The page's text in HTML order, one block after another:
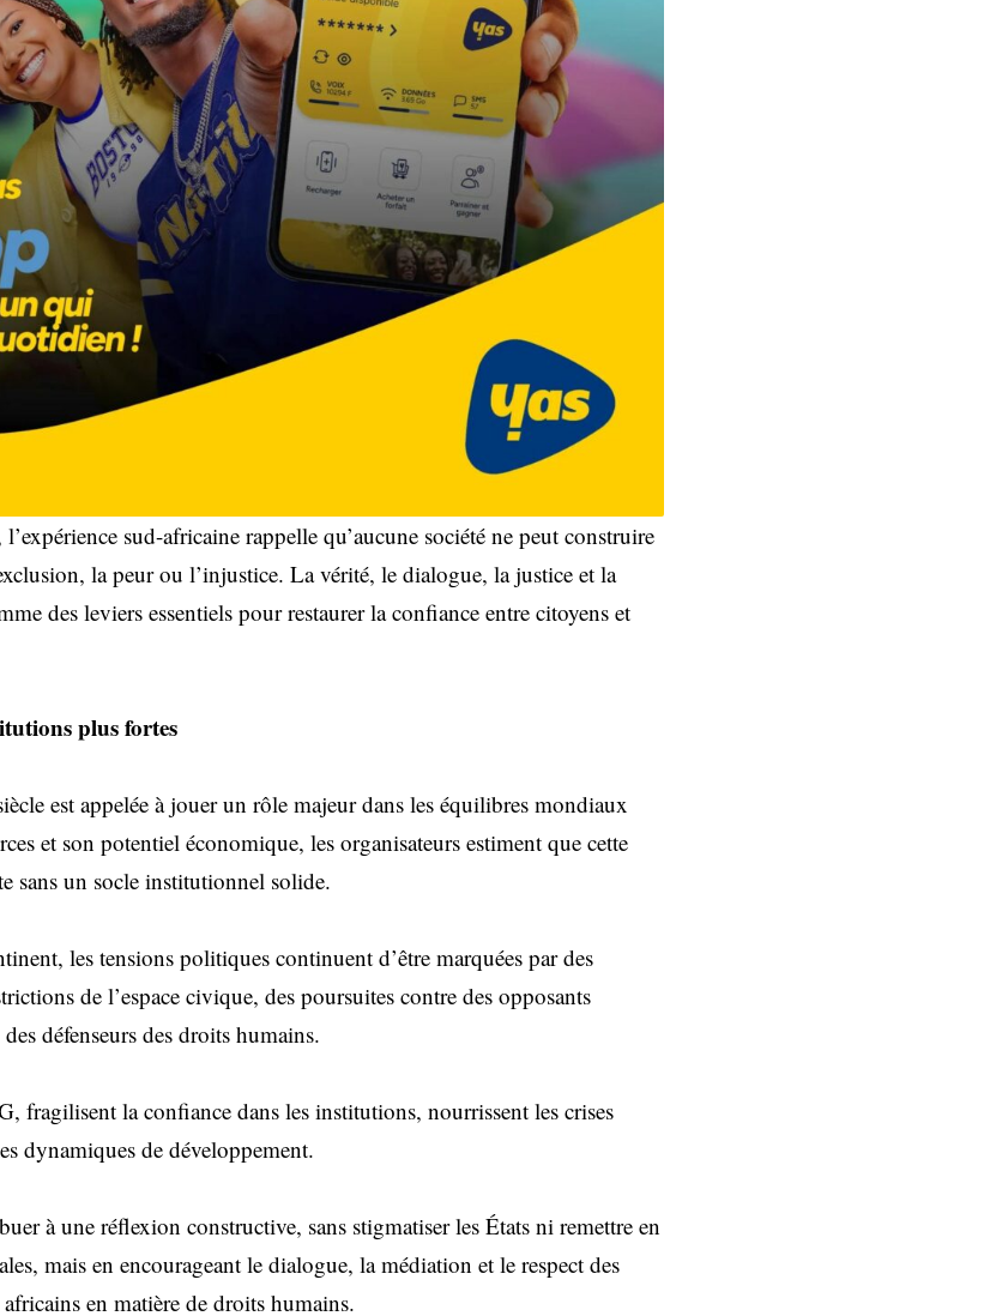
sud-africaine rappelle qu’aucune société ne peut construire
la peur ou l’injustice. La vérité, le dialogue, la justice et la
des leviers essentiels pour restaurer la confiance entre citoyens et
plus fortes
est appelée à jouer un rôle majeur dans les équilibres mondiaux
et son potentiel économique, les organisateurs estiment que cette
sans un socle institutionnel solide.
les tensions politiques continuent d’être marquées par des
de l’espace civique, des poursuites contre des opposants
défenseurs des droits humains.
fragilisent la confiance dans les institutions, nourrissent les crises
dynamiques de développement.
à une réflexion constructive, sans stigmatiser les États ni remettre en
mais en encourageant le dialogue, la médiation et le respect des
en matière de droits humains.